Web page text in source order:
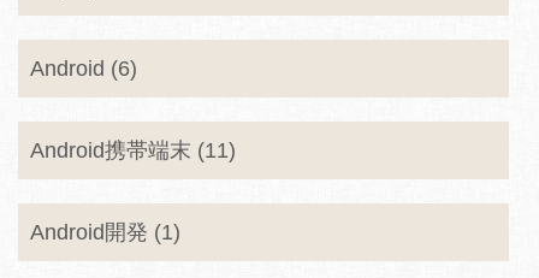
Android (6)
Android携帯端末 (11)
Android開発 (1)